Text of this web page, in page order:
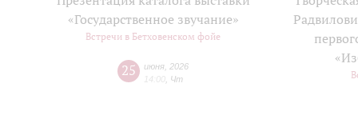
«Государственное звучание»
Встречи в Бетховенском фойе
25 июня 2026
14:00 Чт